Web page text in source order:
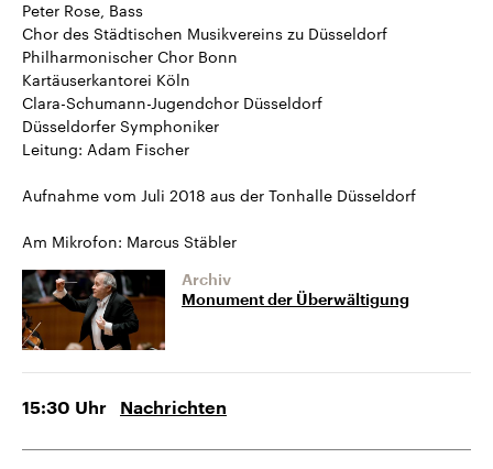
Peter Rose, Bass
Chor des Städtischen Musikvereins zu Düsseldorf
Philharmonischer Chor Bonn
Kartäuserkantorei Köln
Clara-Schumann-Jugendchor Düsseldorf
Düsseldorfer Symphoniker
Leitung: Adam Fischer
Aufnahme vom Juli 2018 aus der Tonhalle Düsseldorf
Am Mikrofon: Marcus Stäbler
Archiv
Monument der Überwältigung
15:30 Uhr Nachrichten